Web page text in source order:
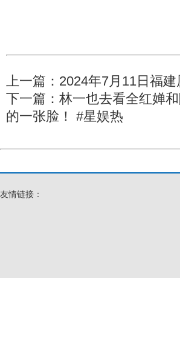
上一篇： 2024年7月11日福
下一篇： 林一也去看全红婵
的一张脸！ #星娱热
友情链接：